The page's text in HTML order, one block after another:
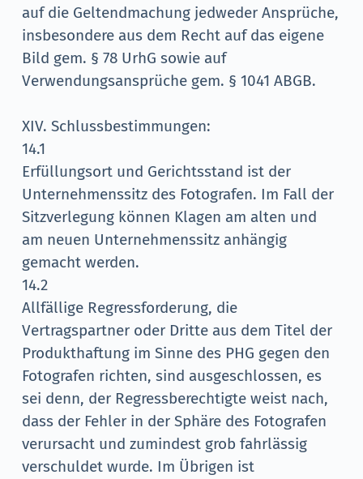
auf die Geltendmachung jedweder Ansprüche,
insbesondere aus dem Recht auf das eigene
Bild gem. § 78 UrhG sowie auf
Verwendungsansprüche gem. § 1041 ABGB.
XIV. Schlussbestimmungen:
14.1
Erfüllungsort und Gerichtsstand ist der
Unternehmenssitz des Fotografen. Im Fall der
Sitzverlegung können Klagen am alten und
am neuen Unternehmenssitz anhängig
gemacht werden.
14.2
Allfällige Regressforderung, die
Vertragspartner oder Dritte aus dem Titel der
Produkthaftung im Sinne des PHG gegen den
Fotografen richten, sind ausgeschlossen, es
sei denn, der Regressberechtigte weist nach,
dass der Fehler in der Sphäre des Fotografen
verursacht und zumindest grob fahrlässig
verschuldet wurde. Im Übrigen ist